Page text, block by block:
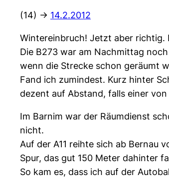
(14) -> 14.2.2012
Wintereinbruch! Jetzt aber
Die B273 war am Nachmittag
wenn die Strecke schon geräumt
Fand ich zumindest. Kurz hinter
dezent auf Abstand, falls einer
Im Barnim war der Räumdienst
nicht.
Auf der A11 reihte sich ab Bernau
Spur, das gut 150 Meter dahinter
So kam es, dass ich auf der